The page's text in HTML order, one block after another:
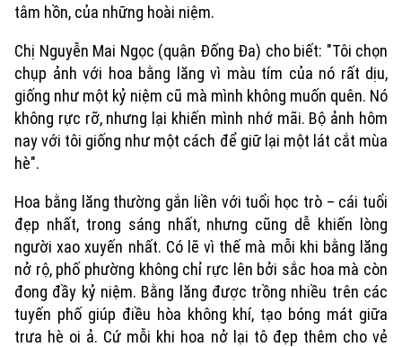
tâm hồn, của những hoài niệm.
Chị Nguyễn Mai Ngọc (quận Đống Đa) cho biết: "Tôi chọn
chụp ảnh với hoa bằng lăng vì màu tím của nó rất dịu,
giống như một kỷ niệm cũ mà mình không muốn quên. Nó
không rực rỡ, nhưng lại khiến mình nhớ mãi. Bộ ảnh hôm
nay với tôi giống như một cách để giữ lại một lát cắt mùa
hè".
Hoa bằng lăng thường gắn liền với tuổi học trò – cái tuổi
đẹp nhất, trong sáng nhất, nhưng cũng dễ khiến lòng
người xao xuyến nhất. Có lẽ vì thế mà mỗi khi bằng lăng
nở rộ, phố phường không chỉ rực lên bởi sắc hoa mà còn
đong đầy kỷ niệm. Bằng lăng được trồng nhiều trên các
tuyến phố giúp điều hòa không khí, tạo bóng mát giữa
trưa hè oi ả. Cứ mỗi khi hoa nở lại tô đẹp thêm cho vẻ